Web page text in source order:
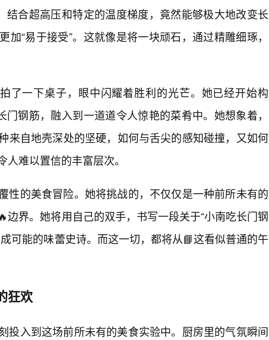
结合超高压和特定的温度梯度，竟然能够极大地改变长
加“易于接受”。这就像是将一块顽石，通过精雕细琢，
了一下桌子，眼中闪耀着胜利的光芒。她已经开始构
门钢筋，融入到一道道令人惊艳的菜肴中。她想象着，
来自地壳深处的坚硬，如何与舌尖的感知碰撞，又如何
难以置信的丰富层次。
性的美食冒险。她将挑战的，不仅仅是一种前所未有的
边界。她将用自己的双手，书写一段关于“小南吃长门钢
可能的味蕾史诗。而这一切，都将从📘这看似普通的午
狂欢
投入到这场前所未有的美食实验中。厨房里的气氛瞬间